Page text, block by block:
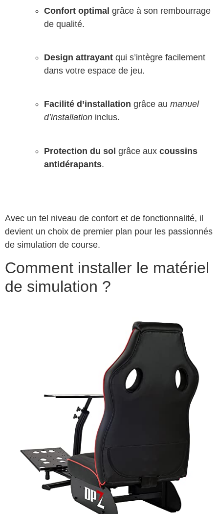
Confort optimal grâce à son rembourrage
de qualité.
Design attrayant qui s’intègre facilement
dans votre espace de jeu.
Facilité d’installation grâce au manuel
d’installation inclus.
Protection du sol grâce aux coussins
antidérapants.
Avec un tel niveau de confort et de fonctionnalité, il
devient un choix de premier plan pour les passionnés
de simulation de course.
Comment installer le matériel
de simulation ?